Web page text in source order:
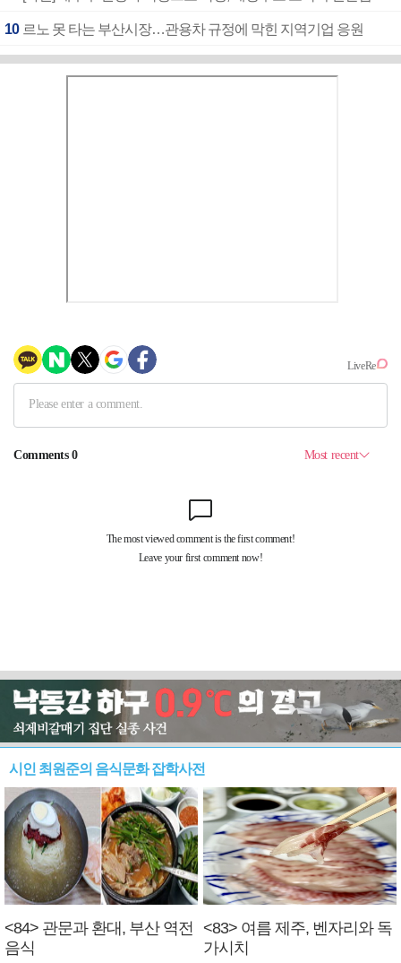
10 르노 못 타는 부산시장…관용차 규정에 막힌 지역기업 응원
시인 최원준의 음식문화 잡학사전
<84> 관문과 환대, 부산 역전
음식
<83> 여름 제주, 벤자리와 독
가시치